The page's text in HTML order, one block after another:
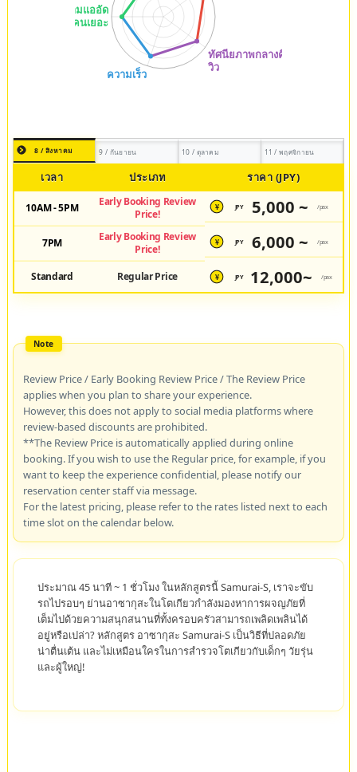
8 / สิงหาคม 9 / กันยายน 10 / ตุลาคม 11 / พฤศจิกายน
เวลา ประเภท ราคา (JPY)
10AM - 5PM
Early Booking Review
Price!
¥ JPY 5,000 ~ /pax
7PM
Early Booking Review
Price!
¥ JPY 6,000 ~ /pax
Standard Regular Price ¥ JPY 12,000~ /pax
Review Price / Early Booking Review Price / The Review Price
applies when you plan to share your experience.
However, this does not apply to social media platforms where
review-based discounts are prohibited.
**The Review Price is automatically applied during online
booking. If you wish to use the Regular price, for example, if you
want to keep the experience confidential, please notify our
reservation center staff via message.
For the latest pricing, please refer to the rates listed next to each
time slot on the calendar below.
ประมาณ 45 นาที ~ 1 ชั่วโมง ในหลักสูตรนี้ Samurai-S, เราจะขับ
รถไปรอบๆ ย่านอาซากุสะในโตเกียวกำลังมองหาการผจญภัยที่
เต็มไปด้วยความสนุกสนานที่ทั้งครอบครัวสามารถเพลิดเพลินได้
อยู่หรือเปล่า? หลักสูตร อาซากุสะ Samurai-S เป็นวิธีที่ปลอดภัย
น่าตื่นเต้น และไม่เหมือนใครในการสำรวจโตเกียวกับเด็กๆ วัยรุ่น
และผู้ใหญ่!